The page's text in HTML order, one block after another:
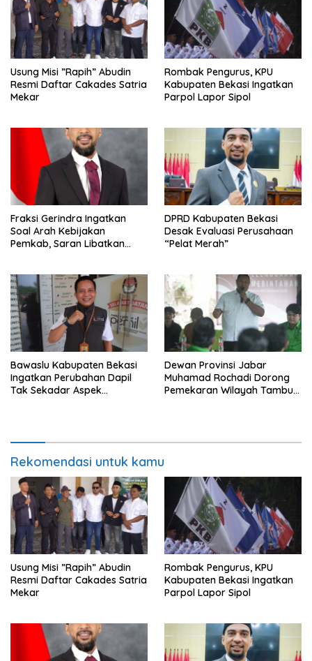
Usung Misi ”Rapih” Abudin
Resmi Daftar Cakades Satria
Mekar
Rombak Pengurus, KPU
Kabupaten Bekasi Ingatkan
Parpol Lapor Sipol
Fraksi Gerindra Ingatkan
Soal Arah Kebijakan
Pemkab, Saran Libatkan
DPRD Kabupaten Bekasi
Desak Evaluasi Perusahaan
“Pelat Merah”
Bawaslu Kabupaten Bekasi
Ingatkan Perubahan Dapil
Tak Sekadar Aspek
Dewan Provinsi Jabar
Muhamad Rochadi Dorong
Pemekaran Wilayah Tambun
Rekomendasi untuk kamu
Usung Misi ”Rapih” Abudin
Resmi Daftar Cakades Satria
Mekar
Rombak Pengurus, KPU
Kabupaten Bekasi Ingatkan
Parpol Lapor Sipol